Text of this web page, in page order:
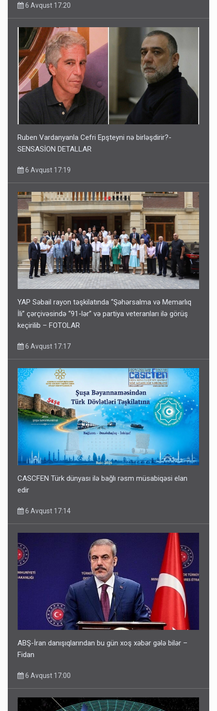
6 Avqust 17:20
Ruben Vardanyanla Cefri Epşteyni nə birləşdirir?-
SENSASİON DETALLAR
6 Avqust 17:19
YAP Səbail rayon təşkilatında “Şəhərsalma və Memarlıq
İli” çərçivəsində “91-lər” və partiya veteranları ilə görüş
keçirilib – FOTOLAR
6 Avqust 17:17
CASCFEN Türk dünyası ilə bağlı rəsm müsabiqəsi elan
edir
6 Avqust 17:14
ABŞ-İran danışıqlarından bu gün xoş xəbər gələ bilər –
Fidan
6 Avqust 17:00